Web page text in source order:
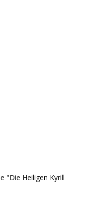
"Die Heiligen Kyrill